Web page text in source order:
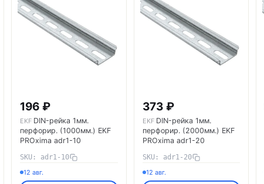
196 ₽
EKF DIN-рейка 1мм.
перфорир. (1000мм.) EKF
PROxima adr1-10
SKU: adr1-10
12 авг.
373 ₽
EKF DIN-рейка 1мм.
перфорир. (2000мм.) EKF
PROxima adr1-20
SKU: adr1-20
12 авг.